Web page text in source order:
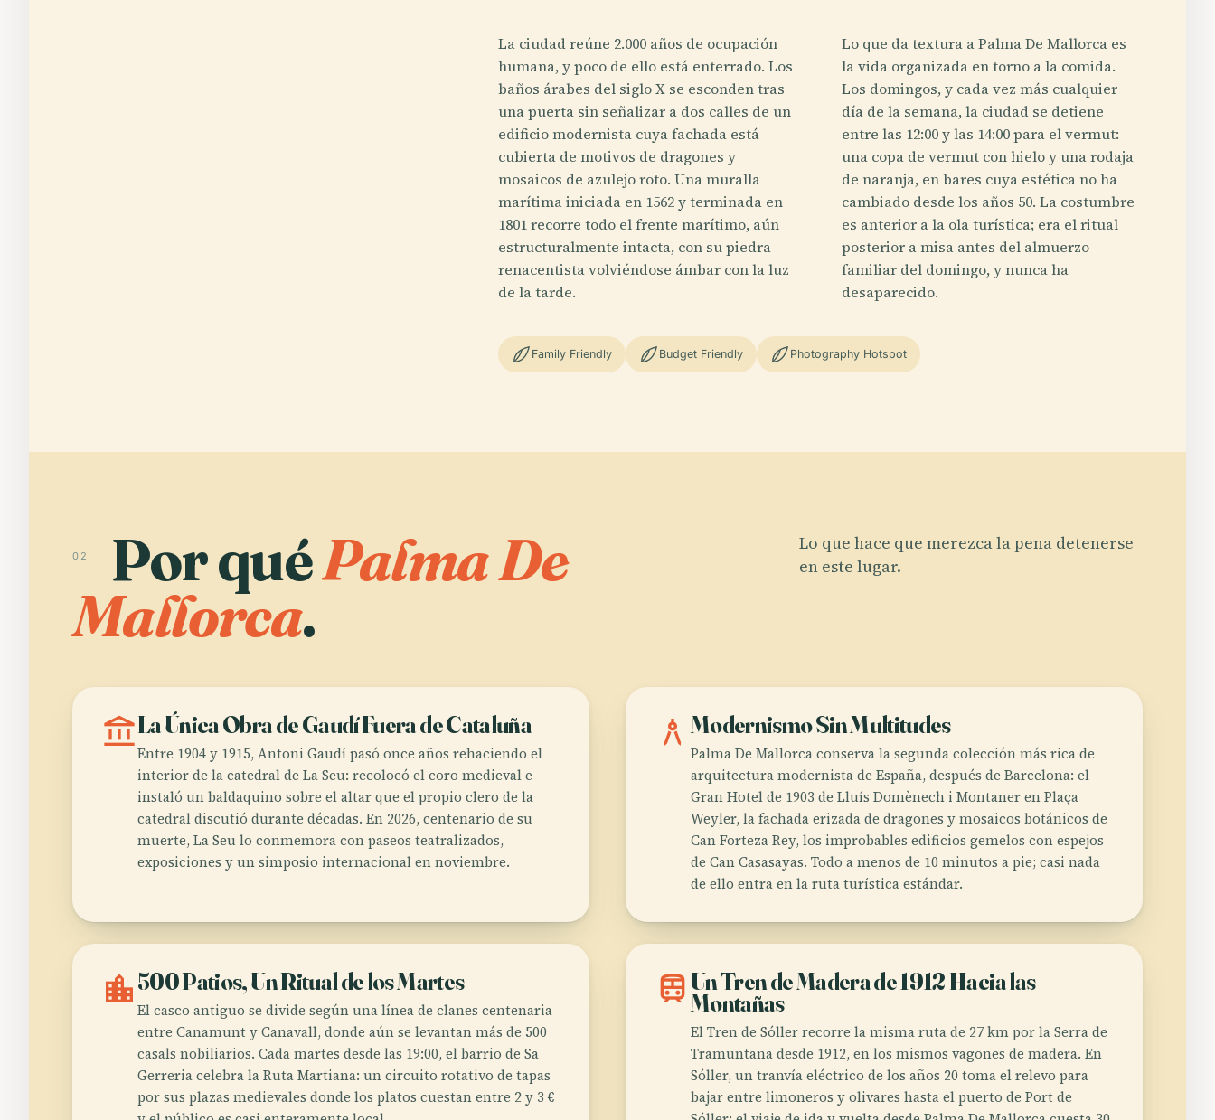
La ciudad reúne 2.000 años de ocupación
humana, y poco de ello está enterrado. Los
baños árabes del siglo X se esconden tras
una puerta sin señalizar a dos calles de un
edificio modernista cuya fachada está
cubierta de motivos de dragones y
mosaicos de azulejo roto. Una muralla
marítima iniciada en 1562 y terminada en
1801 recorre todo el frente marítimo, aún
estructuralmente intacta, con su piedra
renacentista volviéndose ámbar con la luz
de la tarde.
Lo que da textura a Palma De Mallorca es
la vida organizada en torno a la comida.
Los domingos, y cada vez más cualquier
día de la semana, la ciudad se detiene
entre las 12:00 y las 14:00 para el vermut:
una copa de vermut con hielo y una rodaja
de naranja, en bares cuya estética no ha
cambiado desde los años 50. La costumbre
es anterior a la ola turística; era el ritual
posterior a misa antes del almuerzo
familiar del domingo, y nunca ha
desaparecido.
Family Friendly Budget Friendly Photography Hotspot
02 Por quéPalma De
Mallorca.
Lo que hace que merezca la pena detenerse
en este lugar.
account_balanceLa Única Obra de Gaudí Fuera de Cataluña
Entre 1904 y 1915, Antoni Gaudí pasó once años rehaciendo el
interior de la catedral de La Seu: recolocó el coro medieval e
instaló un baldaquino sobre el altar que el propio clero de la
catedral discutió durante décadas. En 2026, centenario de su
muerte, La Seu lo conmemora con paseos teatralizados,
exposiciones y un simposio internacional en noviembre.
architectureModernismo Sin Multitudes
Palma De Mallorca conserva la segunda colección más rica de
arquitectura modernista de España, después de Barcelona: el
Gran Hotel de 1903 de Lluís Domènech i Montaner en Plaça
Weyler, la fachada erizada de dragones y mosaicos botánicos de
Can Forteza Rey, los improbables edificios gemelos con espejos
de Can Casasayas. Todo a menos de 10 minutos a pie; casi nada
de ello entra en la ruta turística estándar.
location_city500 Patios, Un Ritual de los Martes
El casco antiguo se divide según una línea de clanes centenaria
entre Canamunt y Canavall, donde aún se levantan más de 500
casals nobiliarios. Cada martes desde las 19:00, el barrio de Sa
Gerreria celebra la Ruta Martiana: un circuito rotativo de tapas
por sus plazas medievales donde los platos cuestan entre 2 y 3 €
train Un Tren de Madera de 1912 Hacia las
Montañas
El Tren de Sóller recorre la misma ruta de 27 km por la Serra de
Tramuntana desde 1912, en los mismos vagones de madera. En
Sóller, un tranvía eléctrico de los años 20 toma el relevo para
bajar entre limoneros y olivares hasta el puerto de Port de